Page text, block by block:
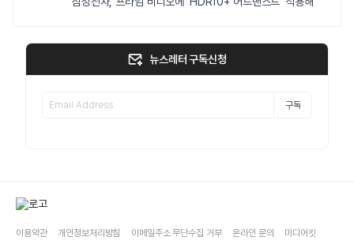
뉴스레터 구독신청
구독
이용약관 개인정보처리방침 이메일주소 무단수집 거부 온라인 문의 미디어킷